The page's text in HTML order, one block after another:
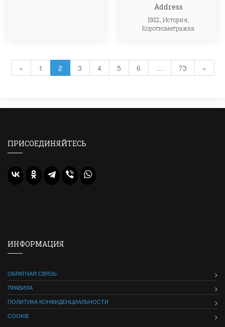
Address
1912, История
Короткометражка
« 1 2 3 4 5 6 … 73 »
ПРИСОЕДИНЯЙТЕСЬ
ИНФОРМАЦИЯ
ОБРАТНАЯ СВЯЗЬ
ПРАВИЛА
ПОЛИТИКА КОНФИДЕНЦИАЛЬНОСТИ
COOKIE